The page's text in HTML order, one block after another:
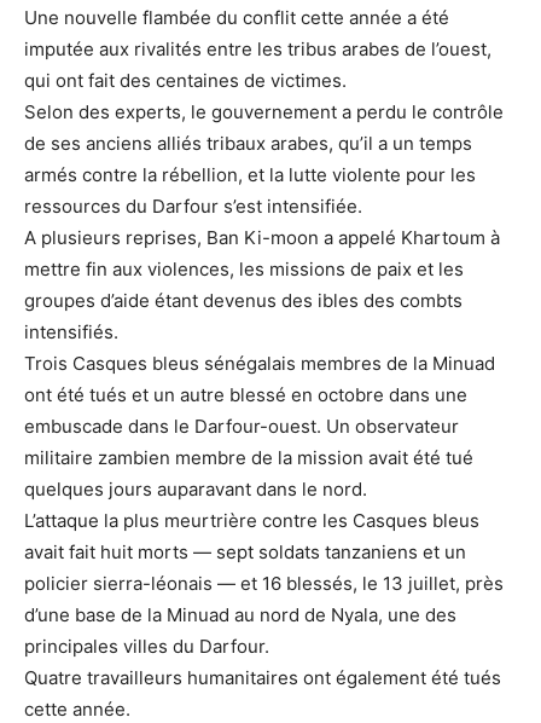
Une nouvelle flambée du conflit cette année a été
imputée aux rivalités entre les tribus arabes de l’ouest,
qui ont fait des centaines de victimes.
Selon des experts, le gouvernement a perdu le contrôle
de ses anciens alliés tribaux arabes, qu’il a un temps
armés contre la rébellion, et la lutte violente pour les
ressources du Darfour s’est intensifiée.
A plusieurs reprises, Ban Ki-moon a appelé Khartoum à
mettre fin aux violences, les missions de paix et les
groupes d’aide étant devenus des ibles des combts
intensifiés.
Trois Casques bleus sénégalais membres de la Minuad
ont été tués et un autre blessé en octobre dans une
embuscade dans le Darfour-ouest. Un observateur
militaire zambien membre de la mission avait été tué
quelques jours auparavant dans le nord.
L’attaque la plus meurtrière contre les Casques bleus
avait fait huit morts — sept soldats tanzaniens et un
policier sierra-léonais — et 16 blessés, le 13 juillet, près
d’une base de la Minuad au nord de Nyala, une des
principales villes du Darfour.
Quatre travailleurs humanitaires ont également été tués
cette année.